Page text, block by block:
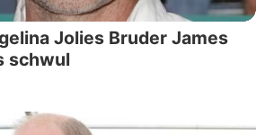
Jolies Bruder James
schwul